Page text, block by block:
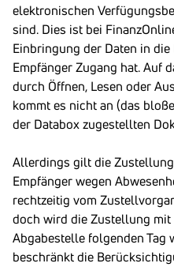
elektronischen
sind. Dies ist bei
Einbringung der Daten in die
Empfänger Zugang hat. Auf
durch Öffnen, Lesen oder
kommt es nicht an (das
der Databox zugestellten
Allerdings gilt die
Empfänger wegen
rechtzeitig vom
doch wird die Zustellung mit
Abgabestelle folgenden Tag
beschränkt die